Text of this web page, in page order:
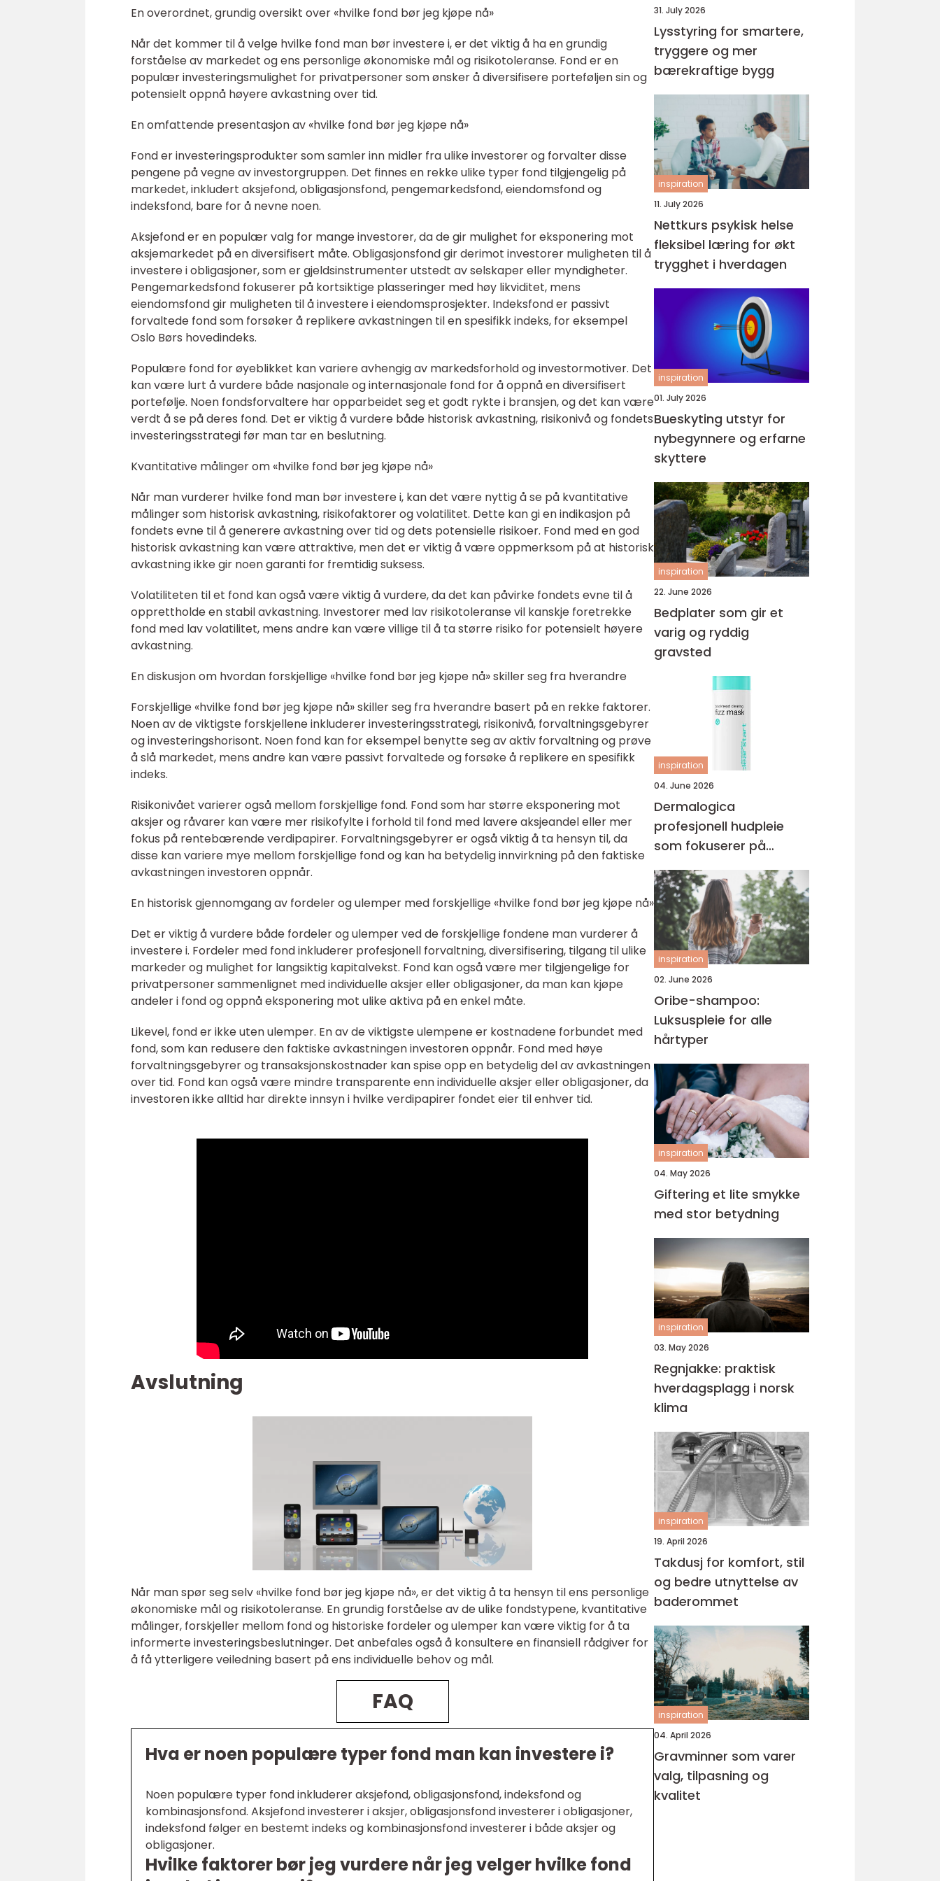
En overordnet, grundig oversikt over «hvilke fond bør jeg kjøpe nå»
Når det kommer til å velge hvilke fond man bør investere i, er det viktig å ha en grundig
forståelse av markedet og ens personlige økonomiske mål og risikotoleranse. Fond er en
populær investeringsmulighet for privatpersoner som ønsker å diversifisere porteføljen sin og
potensielt oppnå høyere avkastning over tid.
En omfattende presentasjon av «hvilke fond bør jeg kjøpe nå»
Fond er investeringsprodukter som samler inn midler fra ulike investorer og forvalter disse
pengene på vegne av investorgruppen. Det finnes en rekke ulike typer fond tilgjengelig på
markedet, inkludert aksjefond, obligasjonsfond, pengemarkedsfond, eiendomsfond og
indeksfond, bare for å nevne noen.
Aksjefond er en populær valg for mange investorer, da de gir mulighet for eksponering mot
aksjemarkedet på en diversifisert måte. Obligasjonsfond gir derimot investorer muligheten til å
investere i obligasjoner, som er gjeldsinstrumenter utstedt av selskaper eller myndigheter.
Pengemarkedsfond fokuserer på kortsiktige plasseringer med høy likviditet, mens
eiendomsfond gir muligheten til å investere i eiendomsprosjekter. Indeksfond er passivt
forvaltede fond som forsøker å replikere avkastningen til en spesifikk indeks, for eksempel
Oslo Børs hovedindeks.
Populære fond for øyeblikket kan variere avhengig av markedsforhold og investormotiver. Det
kan være lurt å vurdere både nasjonale og internasjonale fond for å oppnå en diversifisert
portefølje. Noen fondsforvaltere har opparbeidet seg et godt rykte i bransjen, og det kan være
verdt å se på deres fond. Det er viktig å vurdere både historisk avkastning, risikonivå og fondets
investeringsstrategi før man tar en beslutning.
Kvantitative målinger om «hvilke fond bør jeg kjøpe nå»
Når man vurderer hvilke fond man bør investere i, kan det være nyttig å se på kvantitative
målinger som historisk avkastning, risikofaktorer og volatilitet. Dette kan gi en indikasjon på
fondets evne til å generere avkastning over tid og dets potensielle risikoer. Fond med en god
historisk avkastning kan være attraktive, men det er viktig å være oppmerksom på at historisk
avkastning ikke gir noen garanti for fremtidig suksess.
Volatiliteten til et fond kan også være viktig å vurdere, da det kan påvirke fondets evne til å
opprettholde en stabil avkastning. Investorer med lav risikotoleranse vil kanskje foretrekke
fond med lav volatilitet, mens andre kan være villige til å ta større risiko for potensielt høyere
avkastning.
En diskusjon om hvordan forskjellige «hvilke fond bør jeg kjøpe nå» skiller seg fra hverandre
Forskjellige «hvilke fond bør jeg kjøpe nå» skiller seg fra hverandre basert på en rekke faktorer.
Noen av de viktigste forskjellene inkluderer investeringsstrategi, risikonivå, forvaltningsgebyrer
og investeringshorisont. Noen fond kan for eksempel benytte seg av aktiv forvaltning og prøve
å slå markedet, mens andre kan være passivt forvaltede og forsøke å replikere en spesifikk
indeks.
Risikonivået varierer også mellom forskjellige fond. Fond som har større eksponering mot
aksjer og råvarer kan være mer risikofylte i forhold til fond med lavere aksjeandel eller mer
fokus på rentebærende verdipapirer. Forvaltningsgebyrer er også viktig å ta hensyn til, da
disse kan variere mye mellom forskjellige fond og kan ha betydelig innvirkning på den faktiske
avkastningen investoren oppnår.
En historisk gjennomgang av fordeler og ulemper med forskjellige «hvilke fond bør jeg kjøpe nå»
Det er viktig å vurdere både fordeler og ulemper ved de forskjellige fondene man vurderer å
investere i. Fordeler med fond inkluderer profesjonell forvaltning, diversifisering, tilgang til ulike
markeder og mulighet for langsiktig kapitalvekst. Fond kan også være mer tilgjengelige for
privatpersoner sammenlignet med individuelle aksjer eller obligasjoner, da man kan kjøpe
andeler i fond og oppnå eksponering mot ulike aktiva på en enkel måte.
Likevel, fond er ikke uten ulemper. En av de viktigste ulempene er kostnadene forbundet med
fond, som kan redusere den faktiske avkastningen investoren oppnår. Fond med høye
forvaltningsgebyrer og transaksjonskostnader kan spise opp en betydelig del av avkastningen
over tid. Fond kan også være mindre transparente enn individuelle aksjer eller obligasjoner, da
investoren ikke alltid har direkte innsyn i hvilke verdipapirer fondet eier til enhver tid.
Avslutning
Når man spør seg selv «hvilke fond bør jeg kjøpe nå», er det viktig å ta hensyn til ens personlige
økonomiske mål og risikotoleranse. En grundig forståelse av de ulike fondstypene, kvantitative
målinger, forskjeller mellom fond og historiske fordeler og ulemper kan være viktig for å ta
informerte investeringsbeslutninger. Det anbefales også å konsultere en finansiell rådgiver for
å få ytterligere veiledning basert på ens individuelle behov og mål.
FAQ
Hva er noen populære typer fond man kan investere i?
Noen populære typer fond inkluderer aksjefond, obligasjonsfond, indeksfond og
kombinasjonsfond. Aksjefond investerer i aksjer, obligasjonsfond investerer i obligasjoner,
indeksfond følger en bestemt indeks og kombinasjonsfond investerer i både aksjer og
obligasjoner.
Hvilke faktorer bør jeg vurdere når jeg velger hvilke fond
31. July 2026
Lysstyring for smartere,
tryggere og mer
bærekraftige bygg
inspiration
11. July 2026
Nettkurs psykisk helse
fleksibel læring for økt
trygghet i hverdagen
inspiration
01. July 2026
Bueskyting utstyr for
nybegynnere og erfarne
skyttere
inspiration
22. June 2026
Bedplater som gir et
varig og ryddig
gravsted
inspiration
04. June 2026
Dermalogica
profesjonell hudpleie
som fokuserer på
hudhelse
inspiration
02. June 2026
Oribe-shampoo:
Luksuspleie for alle
hårtyper
inspiration
04. May 2026
Giftering et lite smykke
med stor betydning
inspiration
03. May 2026
Regnjakke: praktisk
hverdagsplagg i norsk
klima
inspiration
19. April 2026
Takdusj for komfort, stil
og bedre utnyttelse av
baderommet
inspiration
04. April 2026
Gravminner som varer
valg, tilpasning og
kvalitet